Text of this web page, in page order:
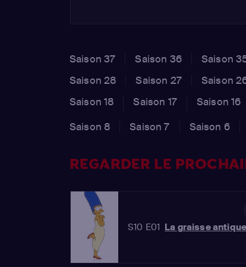
Saison 37 Saison 36 Saison
Saison 28
Saison 27 Saison
Saison 18
Saison 17 Saison 16
Saison 8
Saison 7 Saison 6
REGARDER LE
S10 E01 La graisse antique